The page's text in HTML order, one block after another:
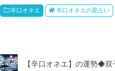
辛口オネエ 辛口オネエの星占い
【辛口オネエ】の運勢◆